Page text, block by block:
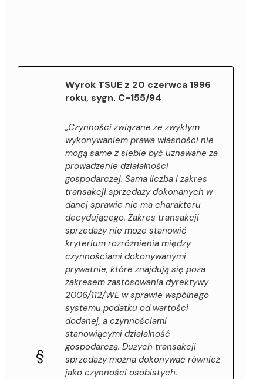
Wyrok TSUE z 20 czerwca 1996
roku, sygn. C-155/94
„Czynności związane ze zwykłym
wykonywaniem prawa własności nie
mogą same z siebie być uznawane za
prowadzenie działalności
gospodarczej. Sama liczba i zakres
transakcji sprzedaży dokonanych w
danej sprawie nie ma charakteru
decydującego. Zakres transakcji
sprzedaży nie może stanowić
kryterium rozróżnienia między
czynnościami dokonywanymi
prywatnie, które znajdują się poza
zakresem zastosowania dyrektywy
2006/112/WE w sprawie wspólnego
systemu podatku od wartości
dodanej, a czynnościami
stanowiącymi działalność
gospodarczą. Dużych transakcji
sprzedaży można dokonywać również
jako czynności osobistych.